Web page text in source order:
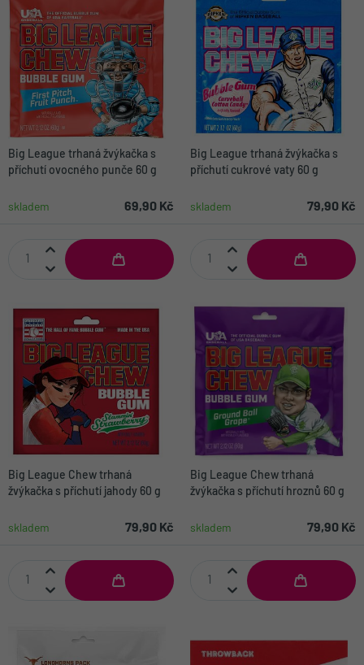
Big League trhaná žvýkačka s
příchutí ovocného punče 60 g
skladem 69,90 Kč
Big League trhaná žvýkačka s
příchutí cukrové vaty 60 g
skladem 79,90 Kč
Big League Chew trhaná
žvýkačka s příchutí jahody 60 g
skladem 79,90 Kč
Big League Chew trhaná
žvýkačka s příchutí hroznů 60 g
skladem 79,90 Kč